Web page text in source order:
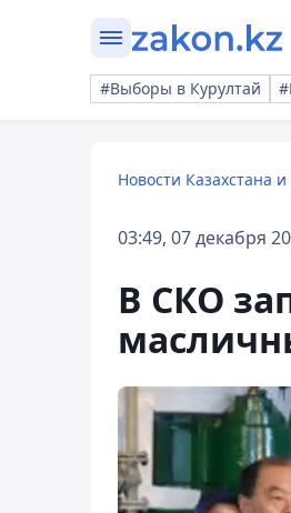
#Выборы в Курултай
Новости Казахстана
03:49, 07 декабря
В СКО